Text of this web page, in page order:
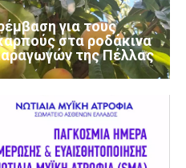
για τους
στα ροδάκινα
της Πέλλας